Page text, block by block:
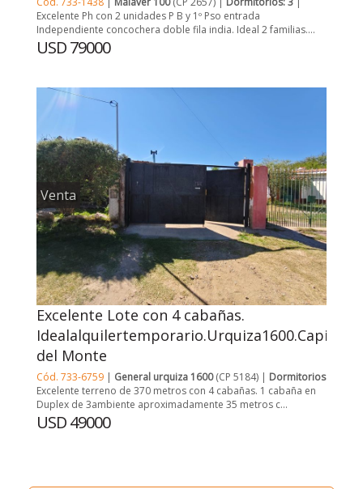
Excelente Ph con 2 unidades P B y 1º Pso entrada
Independiente concochera doble fila india. Ideal 2 familias....
USD 79000
Venta
Excelente Lote con 4 cabañas.
Idealalquilertemporario.Urquiza1600.Capilla
del Monte
Cód. 733-6759 | General urquiza 1600(CP 5184) | Dormitorios: 5
Excelente terreno de 370 metros con 4 cabañas. 1 cabaña en
Duplex de 3ambiente aproximadamente 35 metros c...
USD 49000